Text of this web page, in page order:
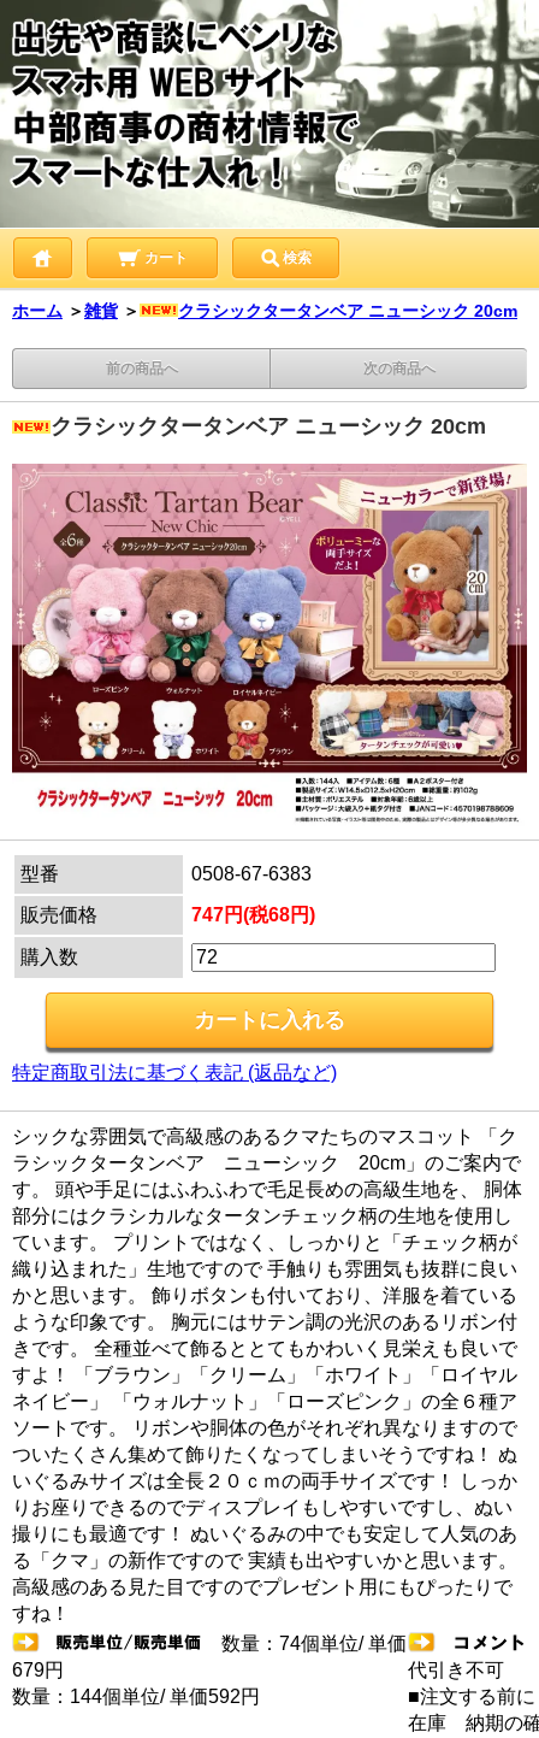
カート 検索
ホーム ＞雑貨 ＞ クラシックタータンベア ニューシック 20cm
前の商品へ 次の商品へ
クラシックタータンベア ニューシック 20cm
型番
0508-67-6383
販売価格
747円(税68円)
購入数
特定商取引法に基づく表記 (返品など)
シックな雰囲気で高級感のあるクマたちのマスコット 「ク
ラシックタータンベア ニューシック 20cm」のご案内で
す。 頭や手足にはふわふわで毛足長めの高級生地を、 胴体
部分にはクラシカルなタータンチェック柄の生地を使用し
ています。 プリントではなく、しっかりと「チェック柄が
織り込まれた」生地ですので 手触りも雰囲気も抜群に良い
かと思います。 飾りボタンも付いており、洋服を着ている
ような印象です。 胸元にはサテン調の光沢のあるリボン付
きです。 全種並べて飾るととてもかわいく見栄えも良いで
すよ！ 「ブラウン」「クリーム」「ホワイト」「ロイヤル
ネイビー」 「ウォルナット」「ローズピンク」の全６種ア
ソートです。 リボンや胴体の色がそれぞれ異なりますので
ついたくさん集めて飾りたくなってしまいそうですね！ ぬ
いぐるみサイズは全長２０ｃｍの両手サイズです！ しっか
りお座りできるのでディスプレイもしやすいですし、ぬい
撮りにも最適です！ ぬいぐるみの中でも安定して人気のあ
る「クマ」の新作ですので 実績も出やすいかと思います。
高級感のある見た目ですのでプレゼント用にもぴったりで
すね！
数量：74個単位/ 単価
679円
数量：144個単位/ 単価592円
代引き不可
■注文する前に
在庫 納期の